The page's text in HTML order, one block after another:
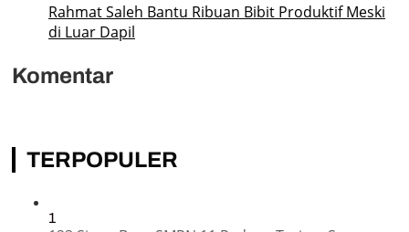
Rahmat Saleh Bantu Ribuan Bibit Produktif Meski
di Luar Dapil
Komentar
TERPOPULER
1